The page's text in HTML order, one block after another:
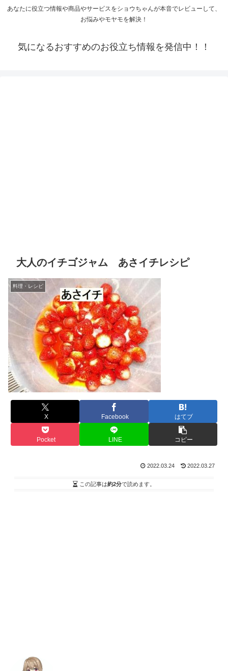
あなたに役立つ情報や商品やサービスをショウちゃんが本音でレビューして、
お悩みやモヤモを解決！
気になるおすすめのお役立ち情報を発信中！！
大人のイチゴジャム あさイチレシピ
料理・レシピ
X Facebook はてブ
Pocket LINE コピー
2022.03.24 2022.03.27
この記事は約2分で読めます。